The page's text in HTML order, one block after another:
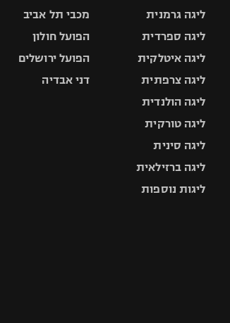
ליגה גרמנית
ליגה ספרדית
ליגה איטלקית
ליגה צרפתית
ליגה הולנדית
ליגה טורקית
ליגה סינית
ליגה ברזילאית
ליגות נוספות
מכבי תל אביב
הפועל חולון
הפועל ירושלים
דני אבדיה